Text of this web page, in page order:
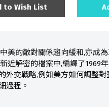
to Wish List
美的敵對關係趨向緩和,亦成
近解密的檔案中,編譯了1969
外交戰略,例如美方如何調整
過程。